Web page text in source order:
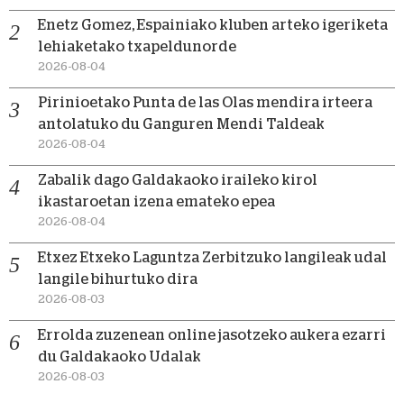
Enetz Gomez, Espainiako kluben arteko igeriketa
lehiaketako txapeldunorde
2026-08-04
Pirinioetako Punta de las Olas mendira irteera
antolatuko du Ganguren Mendi Taldeak
2026-08-04
Zabalik dago Galdakaoko iraileko kirol
ikastaroetan izena emateko epea
2026-08-04
Etxez Etxeko Laguntza Zerbitzuko langileak udal
langile bihurtuko dira
2026-08-03
Errolda zuzenean online jasotzeko aukera ezarri
du Galdakaoko Udalak
2026-08-03